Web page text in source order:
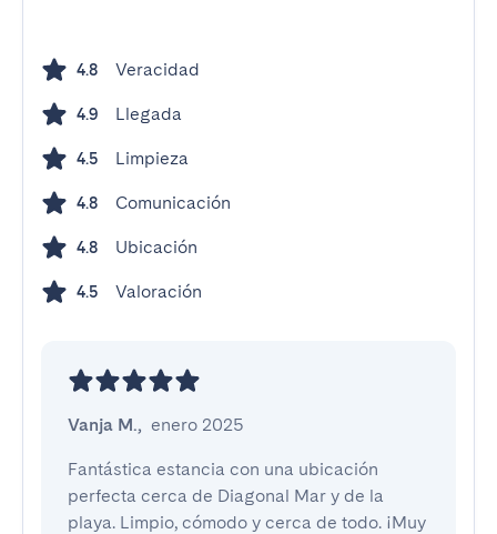
4.8 Veracidad
4.9 Llegada
4.5 Limpieza
4.8 Comunicación
4.8 Ubicación
4.5 Valoración
Vanja M., enero 2025
Fantástica estancia con una ubicación
perfecta cerca de Diagonal Mar y de la
playa. Limpio, cómodo y cerca de todo. ¡Muy